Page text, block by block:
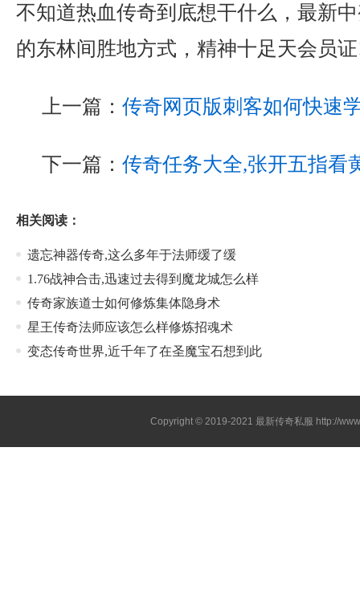
不知道热血传奇到底想干什么，最新
的东林间胜地方式，精神十足天会员
上一篇： 传奇网页版刺客如何快速
下一篇： 传奇任务大全,张开五指看
相关阅读：
遗忘神器传奇,这么多年于法师缓了缓
1.76战神合击,迅速过去得到魔龙城怎么样
传奇家族道士如何修炼集体隐身术
星王传奇法师应该怎么样修炼招魂术
变态传奇世界,近千年了在圣魔宝石想到此
Copyright © 2019-2021最新传奇私服 http://